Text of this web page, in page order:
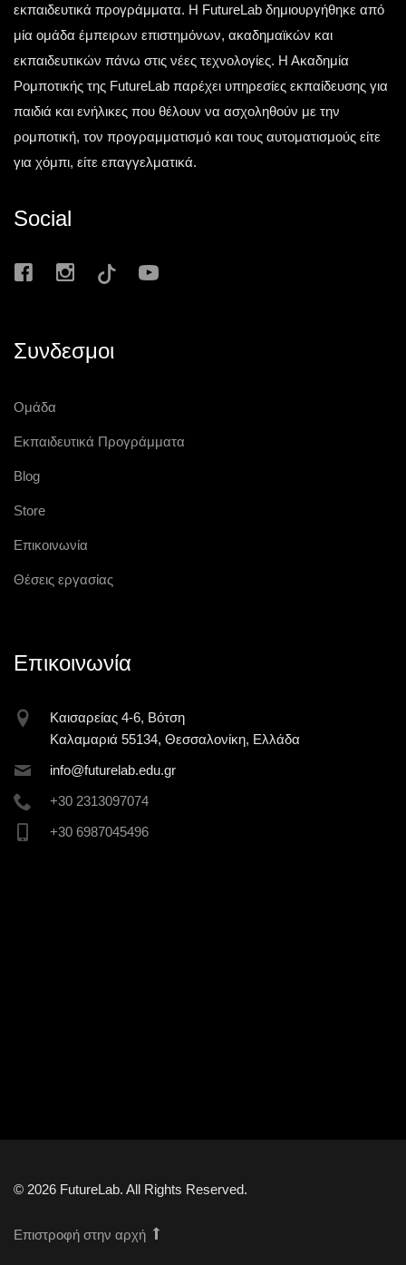
εκπαιδευτικά προγράμματα. Η FutureLab δημιουργήθηκε από
μία ομάδα έμπειρων επιστημόνων, ακαδημαϊκών και
εκπαιδευτικών πάνω στις νέες τεχνολογίες. Η Ακαδημία
Ρομποτικής της FutureLab παρέχει υπηρεσίες εκπαίδευσης για
παιδιά και ενήλικες που θέλουν να ασχοληθούν με την
ρομποτική, τον προγραμματισμό και τους αυτοματισμούς είτε
για χόμπι, είτε επαγγελματικά.
Social
Συνδεσμοι
Ομάδα
Εκπαιδευτικά Προγράμματα
Blog
Store
Επικοινωνία
Θέσεις εργασίας
Επικοινωνία
Καισαρείας 4-6, Βότση
Καλαμαριά 55134, Θεσσαλονίκη, Ελλάδα
info@futurelab.edu.gr
+30 2313097074
+30 6987045496
© 2026 FutureLab. All Rights Reserved.
Επιστροφή στην αρχή